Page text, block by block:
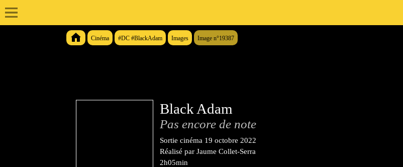
Cinéma #DC #BlackAdam Images Image n°19387
Black Adam
Pas encore de note
Sortie cinéma 19 octobre 2022
Réalisé par Jaume Collet-Serra
2h05min